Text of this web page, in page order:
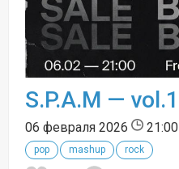
S.P.A.M — vol.1
06 февраля 2026 21:00
pop mashup rock